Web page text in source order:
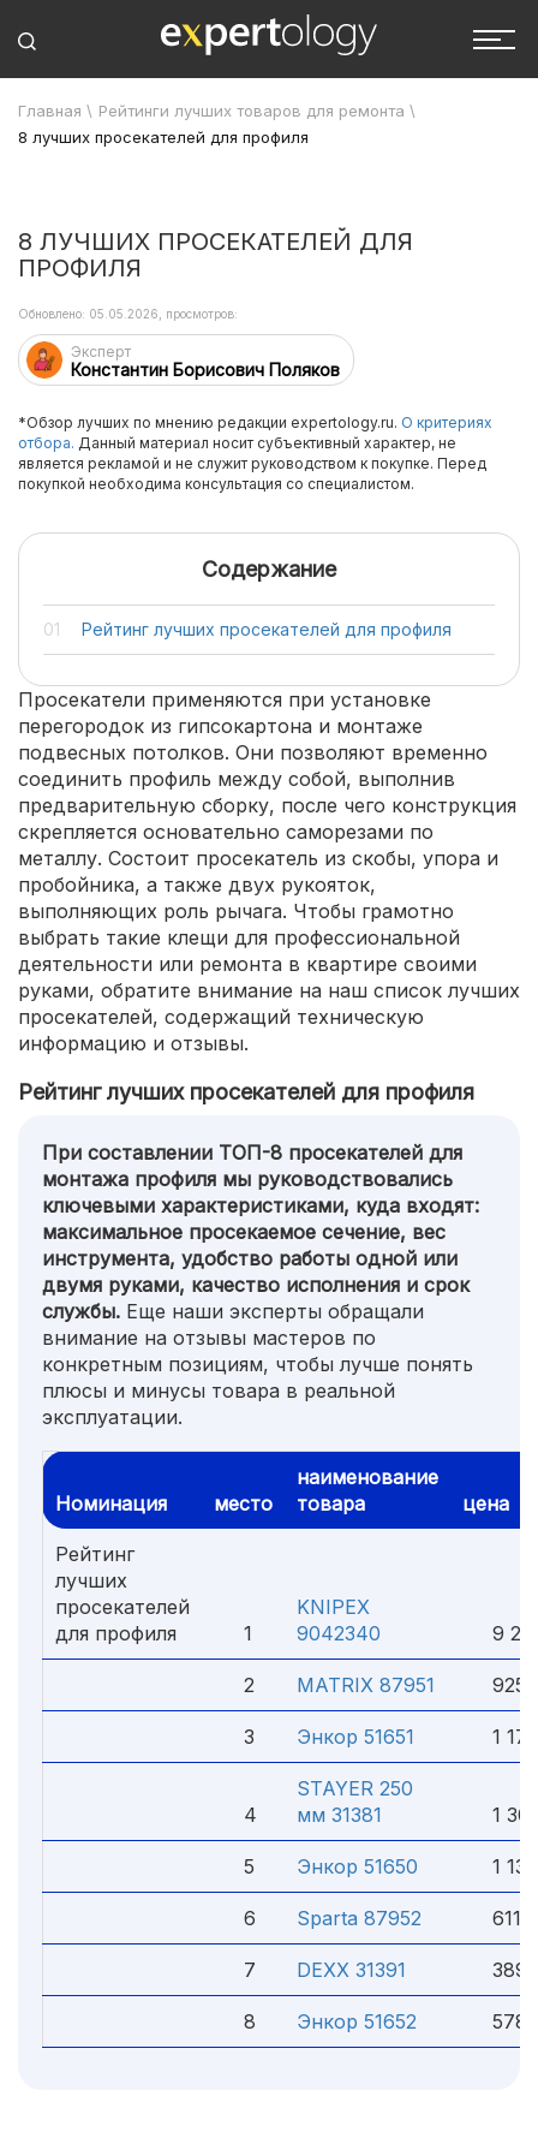
Главная \ Рейтинги лучших товаров для ремонта \
8 лучших просекателей для профиля
8 ЛУЧШИХ ПРОСЕКАТЕЛЕЙ ДЛЯ
ПРОФИЛЯ
Эксперт
Константин Борисович Поляков
Обновлено: 05.05.2026, просмотров:
*Обзор лучших по мнению редакции expertology.ru. О критериях
отбора. Данный материал носит субъективный характер, не
является рекламой и не служит руководством к покупке. Перед
покупкой необходима консультация со специалистом.
Содержание
Рейтинг лучших просекателей для профиля
Просекатели применяются при установке
перегородок из гипсокартона и монтаже
подвесных потолков. Они позволяют временно
соединить профиль между собой, выполнив
предварительную сборку, после чего конструкция
скрепляется основательно саморезами по
металлу. Состоит просекатель из скобы, упора и
пробойника, а также двух рукояток,
выполняющих роль рычага. Чтобы грамотно
выбрать такие клещи для профессиональной
деятельности или ремонта в квартире своими
руками, обратите внимание на наш список лучших
просекателей, содержащий техническую
информацию и отзывы.
Рейтинг лучших просекателей для профиля
При составлении ТОП-8 просекателей для
монтажа профиля мы руководствовались
ключевыми характеристиками, куда входят:
максимальное просекаемое сечение, вес
инструмента, удобство работы одной или
двумя руками, качество исполнения и срок
службы. Еще наши эксперты обращали
внимание на отзывы мастеров по
конкретным позициям, чтобы лучше понять
плюсы и минусы товара в реальной
эксплуатации.
Номинация место
наименование
товара
цена
Рейтинг
лучших
просекателей
для профиля
1
KNIPEX
9042340
9
2 MATRIX 87951 925
3 Энкор 51651 1
4
STAYER 250
мм 31381
1
5 Энкор 51650 1
6 Sparta 87952 611
7 DEXX 31391 389
8 Энкор 51652 578